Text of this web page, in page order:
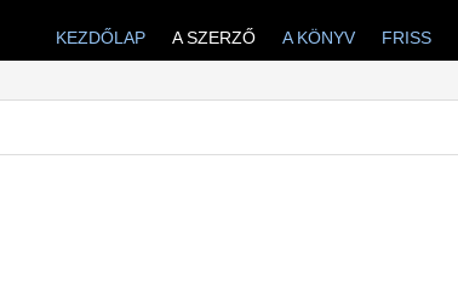
KEZDŐLAP A SZERZŐ A KÖNYV FRISS